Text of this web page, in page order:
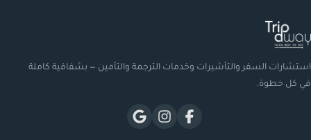
استشارات السفر والتأشيرات وخدمات الترجمة والتأمين — بشفافية كاملة
في كل خطوة.